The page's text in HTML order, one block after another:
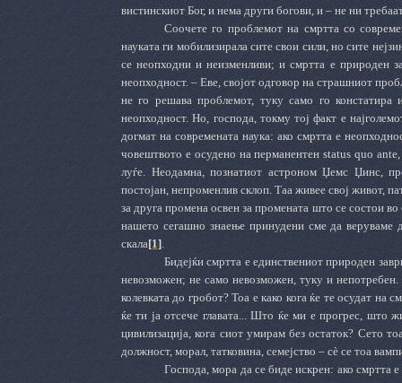
вистинскиот Бог, и нема други богови, и – не ни
Соочете го проблемот на смртта со
науката ги мобилизирала сите свои сили, но сите
се неопходни и неизменливи; и смртта е природен
неопходност. – Еве, својот одговор на страшниот
не го решава проблемот, туку само го
неопходност. Но, господа, токму тој факт е
догмат на современата наука: ако смртта е
човештвото е осудено на перманентенstatus quo ante
луѓе. Неодамна, познатиот астроном Џемс Џинс,
постојан, непроменлив склоп. Таа живее свој живот,
за друга промена освен за промената што се состои
нашето сегашно знаење принудени сме да веруваме
скала[1].
Бидејќи смртта е единствениот природен
невозможен; не само невозможен, туку и
колевката до гробот? Тоа е како кога ќе те осудат на
ќе ти ја отсече главата... Што ќе ми е прогрес, што
цивилизација, кога сиот умирам без остаток? Сето
должност, морал, татковина, семејство – сѐ се тоа
Господа, мора да се биде искрен: ако смртта